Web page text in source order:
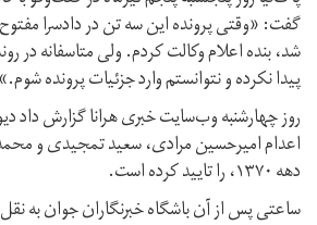
گفت: ‌«وقتی پرونده این سه تن در دادسرا
شد،‌ بنده اعلام وکالت کردم. ولی متاسفانه در
پیدا نکرده و نتوانستم وارد جزئیات پرونده شوم.»
روز چهارشنبه وب‌سایت خبری هرانا گزارش داد
اعدام امیرحسین مرادی، سعید تمجیدی و
دهه‌ ۱۳۷۰، را تایید کرده است.
ساعتی پس از آن باشگاه خبرنگاران جوان به